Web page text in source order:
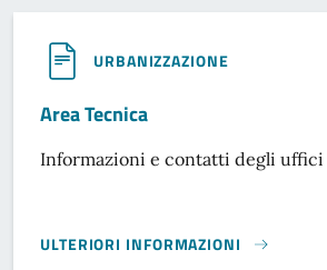
URBANIZZAZIONE
Area Tecnica
Informazioni e contatti degli uffici
ULTERIORI INFORMAZIONI
AREA TECNICA}